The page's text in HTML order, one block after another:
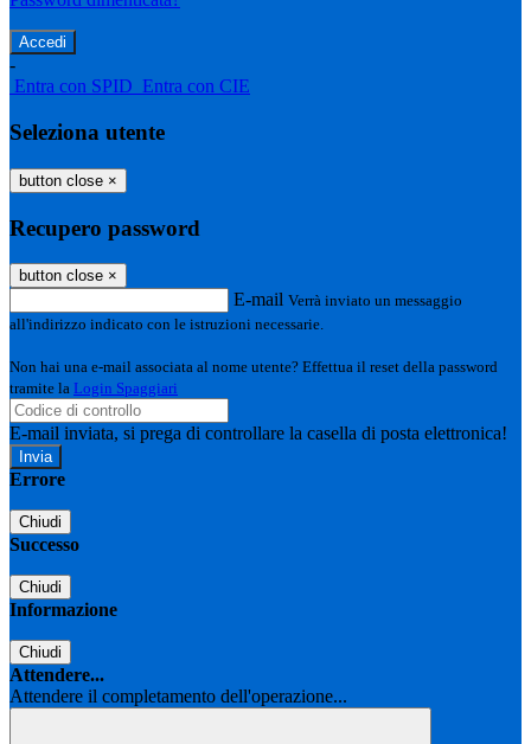
-
Entra con SPID Entra con CIE
Seleziona utente
button close ×
Recupero password
button close ×
E-mail Verrà inviato un messaggio
all'indirizzo indicato con le istruzioni necessarie.
Non hai una e-mail associata al nome utente? Effettua il reset della password
tramite la Login Spaggiari
E-mail inviata, si prega di controllare la casella di posta elettronica!
Errore
Chiudi
Successo
Chiudi
Informazione
Chiudi
Attendere...
Attendere il completamento dell'operazione...